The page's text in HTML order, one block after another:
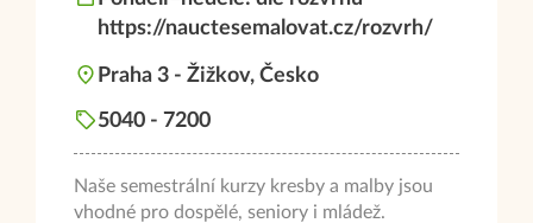
https://nauctesemalovat.cz/rozvrh/
Praha 3 - Žižkov, Česko
5040 - 7200
Naše semestrální kurzy kresby a malby jsou
vhodné pro dospělé, seniory i mládež.